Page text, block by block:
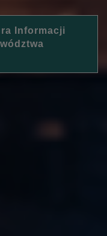
Informacji